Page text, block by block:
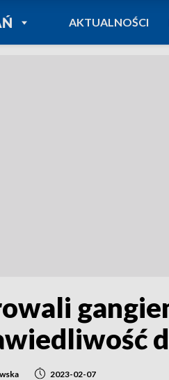
DO
REGIONY
AKTUALNOŚCI
2023-02-07